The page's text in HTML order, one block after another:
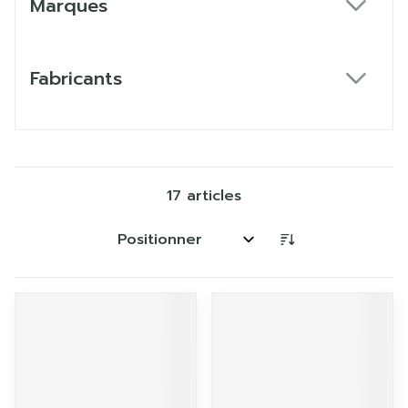
Marques
Fabricants
17 articles
Trier par: